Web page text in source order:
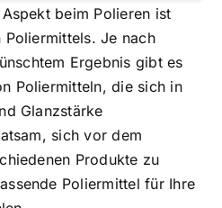
beim Polieren ist
Je nach
Ergebnis gibt es
Poliermitteln, die sich in
Glanzstärke
sich vor dem
Produkte zu
Poliermittel für Ihre